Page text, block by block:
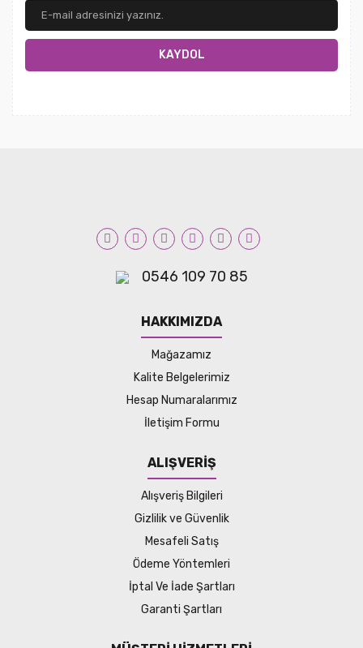
KAYDOL
0546 109 70 85
HAKKIMIZDA
Mağazamız
Kalite Belgelerimiz
Hesap Numaralarımız
İletişim Formu
ALIŞVERİŞ
Alışveriş Bilgileri
Gizlilik ve Güvenlik
Mesafeli Satış
Ödeme Yöntemleri
İptal Ve İade Şartları
Garanti Şartları